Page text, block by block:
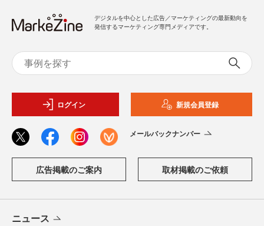
デジタルを中心とした広告／マーケティングの最新動向を
発信するマーケティング専門メディアです。
ログイン 新規会員登録
メールバックナンバー
広告掲載のご案内 取材掲載のご依頼
ニュース